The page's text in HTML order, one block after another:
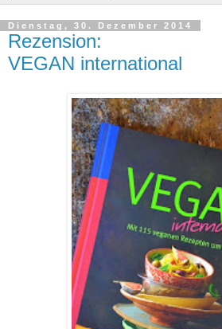
Dienstag, 30. Dezember 2014
Rezension:
VEGAN international